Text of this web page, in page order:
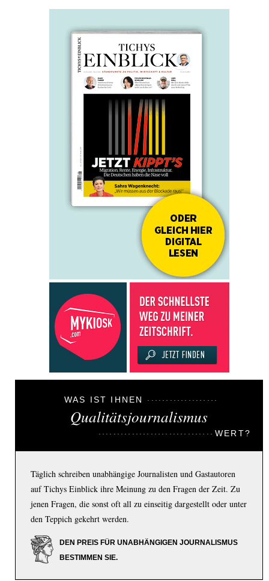
WAS IST IHNEN
Qualitätsjournalismus
WERT?
Täglich schreiben unabhängige Journalisten und Gastautoren
auf Tichys Einblick ihre Meinung zu den Fragen der Zeit. Zu
jenen Fragen, die sonst oft all zu einseitig dargestellt oder unter
den Teppich gekehrt werden.
DEN PREIS FÜR UNABHÄNGIGEN JOURNALISMUS
BESTIMMEN SIE.